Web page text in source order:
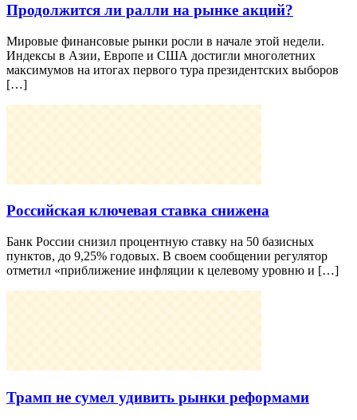
Продолжится ли ралли на рынке акций?
Мировые финансовые рынки росли в начале этой недели.
Индексы в Азии, Европе и США достигли многолетних
максимумов на итогах первого тура президентских выборов
[…]
Российская ключевая ставка снижена
Банк России снизил процентную ставку на 50 базисных
пунктов, до 9,25% годовых. В своем сообщении регулятор
отметил «приближение инфляции к целевому уровню и […]
Трамп не сумел удивить рынки реформами